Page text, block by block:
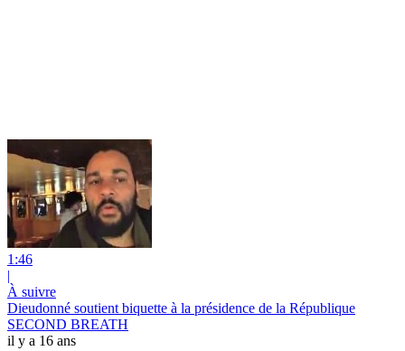
1:46
|
À suivre
Dieudonné soutient biquette à la présidence de la République
SECOND BREATH
il y a 16 ans